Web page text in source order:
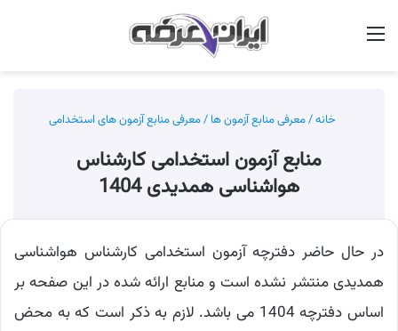
خانه/معرفی منابع آزمون ها /معرفی منابع آزمون های استخدامی
منابع آزمون استخدامی کارشناس
هواشناسی همدیدی 1404
در حال حاضر دفترچه آزمون استخدامی کارشناس هواشناسی
همدیدی منتشر نشده است و منابع ارائه شده در این صفحه بر
اساس دفترچه 1404 می باشد. لازم به ذکر است که به محض